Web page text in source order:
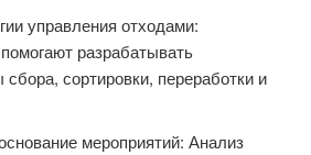
управления отходами:
разрабатывать
сортировки, переработки и
мероприятий: Анализ